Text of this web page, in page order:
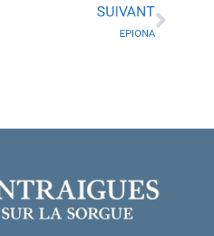
SUIVANT
EPIONA